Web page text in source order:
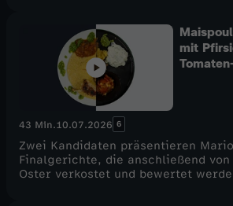
mit
43 Min.10.07.2026 6
Zwei Kandidaten präsentieren
Finalgerichte, die anschließend
Oster verkostet und bewertet